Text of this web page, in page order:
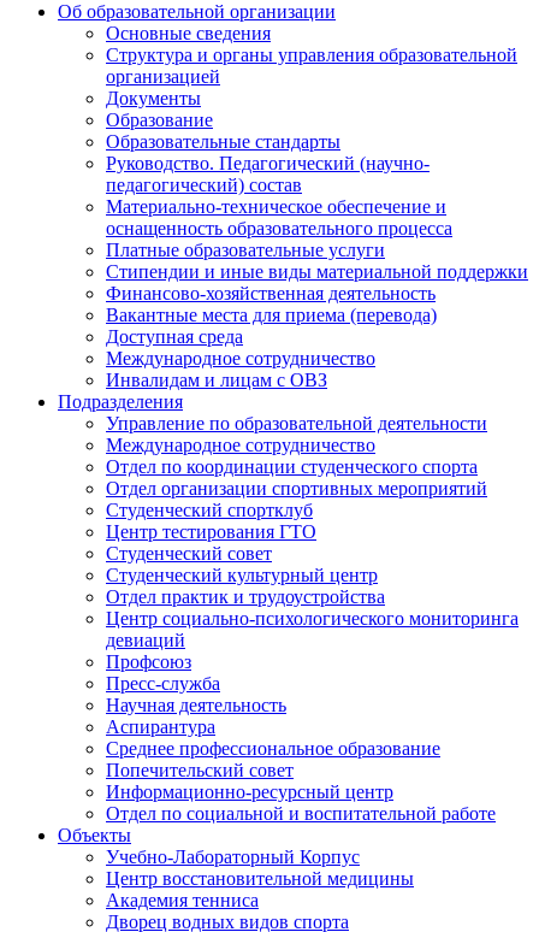
Об образовательной организации
Основные сведения
Структура и органы управления образовательной
организацией
Документы
Образование
Образовательные стандарты
Руководство. Педагогический (научно-
педагогический) состав
Материально-техническое обеспечение и
оснащенность образовательного процесса
Платные образовательные услуги
Стипендии и иные виды материальной поддержки
Финансово-хозяйственная деятельность
Вакантные места для приема (перевода)
Доступная среда
Международное сотрудничество
Инвалидам и лицам с ОВЗ
Подразделения
Управление по образовательной деятельности
Международное сотрудничество
Отдел по координации студенческого спорта
Отдел организации спортивных мероприятий
Студенческий спортклуб
Центр тестирования ГТО
Студенческий совет
Студенческий культурный центр
Отдел практик и трудоустройства
Центр социально-психологического мониторинга
девиаций
Профсоюз
Пресс-служба
Научная деятельность
Аспирантура
Среднее профессиональное образование
Попечительский совет
Информационно-ресурсный центр
Отдел по социальной и воспитательной работе
Объекты
Учебно-Лабораторный Корпус
Центр восстановительной медицины
Академия тенниса
Дворец водных видов спорта